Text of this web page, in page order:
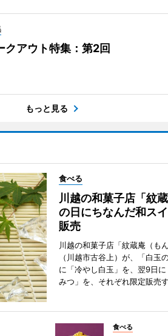
クアウト特集：第2回
もっと見る
食べる
川越の和菓子店「紋
の日にちなんだ和ス
販売
川越の和菓子店「紋蔵庵（も
（川越市古谷上）が、「白玉
に「冷やし白玉」を、翌9日
みつ」を、それぞれ限定販売す
食べる